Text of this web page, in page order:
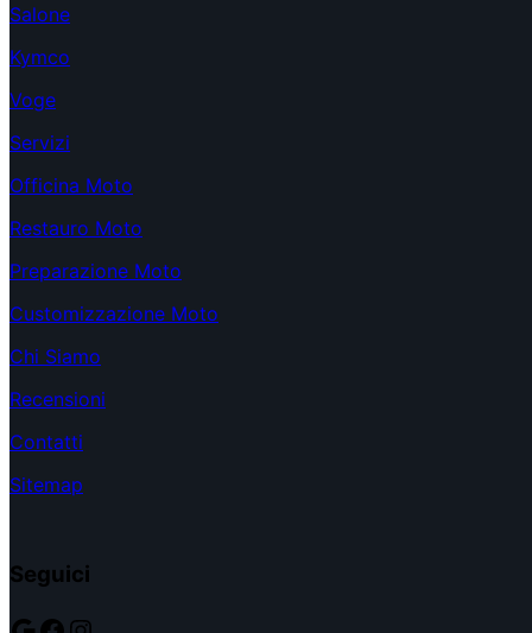
Salone
Kymco
Voge
Servizi
Officina Moto
Restauro Moto
Preparazione Moto
Customizzazione Moto
Chi Siamo
Recensioni
Contatti
Sitemap
Seguici